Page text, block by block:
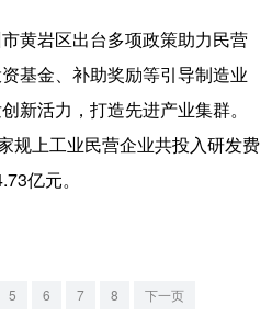
亚太网 上市公司
福建
岩区出台多项政策助力民营
基金、补助奖励等引导制造业
新活力，打造先进产业集群。
规上工业民营企业共投入研发费
亿元。
5 6 7 8 下一页